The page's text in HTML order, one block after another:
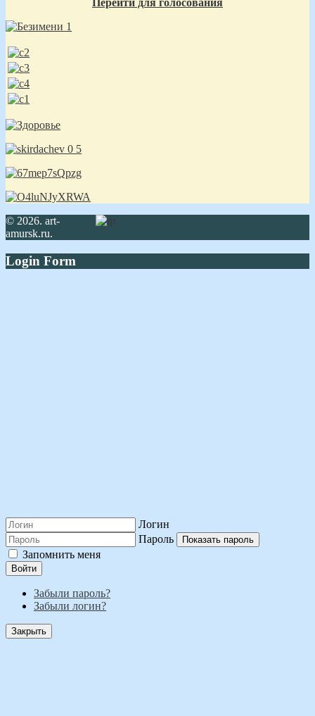
© 2026. art-
amursk.ru.
Login Form
Логин
Пароль
Показать пароль
Запомнить меня
Войти
Забыли пароль?
Забыли логин?
Закрыть